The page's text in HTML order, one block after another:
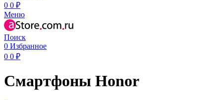
0 0 ₽
Меню
Поиск
0 Избранное
0 0 ₽
Смартфоны Honor